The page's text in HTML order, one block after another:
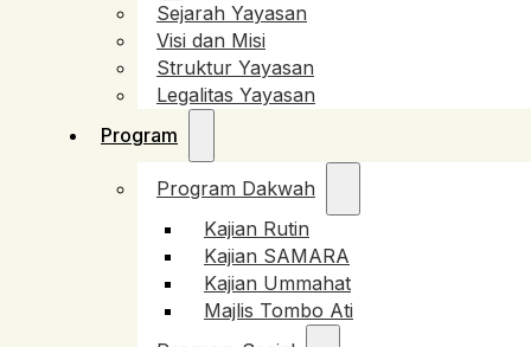
Sejarah Yayasan
Visi dan Misi
Struktur Yayasan
Legalitas Yayasan
Program
Program Dakwah
Kajian Rutin
Kajian SAMARA
Kajian Ummahat
Majlis Tombo Ati